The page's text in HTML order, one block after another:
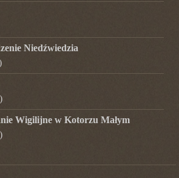
Niedźwiedzia
Wigilijne w Kotorzu Małym